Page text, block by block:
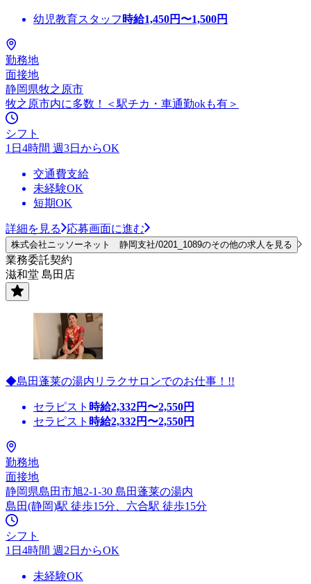
幼児教育スタッフ 時給1,450円〜1,500円
勤務地
面接地
静岡県牧之原市
牧之原市内に多数！＜駅チカ・車通勤okも有＞
シフト
1日4時間 週3日からOK
交通費支給
未経験OK
短期OK
詳細を見る 応募画面に進む
株式会社ニッソーネット 静岡支社/0201_1089のその他の求人を見る
業務委託契約
滋和堂 島田店
◆島田蓬莱の湯内リラクサロンでのお仕事！!!
セラピスト 時給2,332円〜2,550円
セラピスト 時給2,332円〜2,550円
勤務地
面接地
静岡県島田市旭2-1-30 島田蓬莱の湯内
島田(静岡)駅 徒歩15分、六合駅 徒歩15分
シフト
1日4時間 週2日からOK
未経験OK